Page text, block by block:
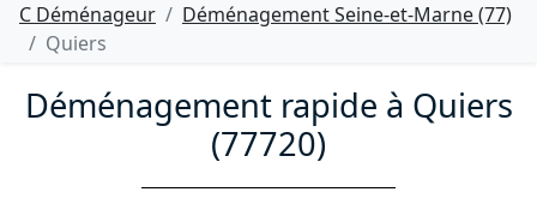
C Déménageur
Déménagement Seine-et-Marne (77)
Quiers
Déménagement rapide à Quiers
(77720)